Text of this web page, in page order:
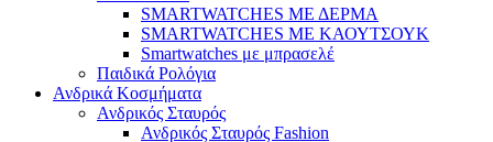
SMARTWATCHES ΜΕ ΔΕΡΜΑ
SMARTWATCHES ΜΕ ΚΑΟΥΤΣΟΥΚ
Smartwatches με μπρασελέ
Παιδικά Ρολόγια
Ανδρικά Κοσμήματα
Ανδρικός Σταυρός
Ανδρικός Σταυρός Fashion